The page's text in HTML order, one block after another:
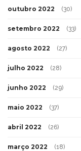
outubro 2022 (30)
setembro 2022 (33)
agosto 2022 (27)
julho 2022 (28)
junho 2022 (29)
maio 2022 (37)
abril 2022 (26)
março 2022 (18)